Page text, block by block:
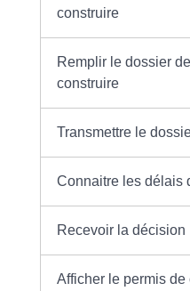
construire
Remplir le dossier
construire
Transmettre le
Connaitre les délais
Recevoir la décision
Afficher le permis